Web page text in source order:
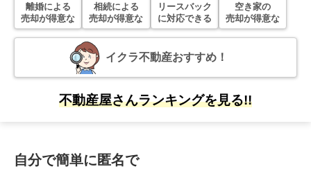
離婚による
売却が得意な
相続による
売却が得意な
リースバック
に対応できる
空き家の
売却が得意な
イクラ不動産おすすめ！
不動産屋さんランキングを見る!!
自分で簡単に匿名で